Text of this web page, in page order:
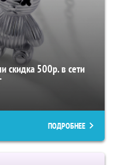
скидка 500р. в сети
ПОДРОБНЕЕ